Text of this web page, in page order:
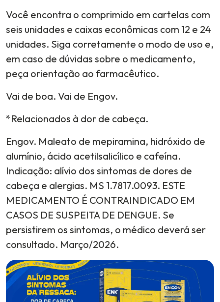
Você encontra o comprimido em cartelas com
seis unidades e caixas econômicas com 12 e 24
unidades. Siga corretamente o modo de uso e,
em caso de dúvidas sobre o medicamento,
peça orientação ao farmacêutico.
Vai de boa. Vai de Engov.
*Relacionados à dor de cabeça.
Engov. Maleato de mepiramina, hidróxido de
alumínio, ácido acetilsalicílico e cafeína.
Indicação: alívio dos sintomas de dores de
cabeça e alergias. MS 1.7817.0093. ESTE
MEDICAMENTO É CONTRAINDICADO EM
CASOS DE SUSPEITA DE DENGUE. Se
persistirem os sintomas, o médico deverá ser
consultado. Março/2026.